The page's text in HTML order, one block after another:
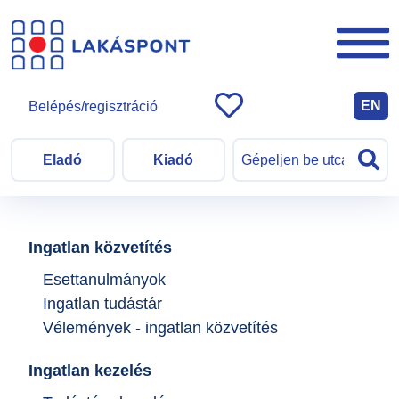
Eladó Kiadó
Belépés/regisztráció EN
Ingatlan közvetítés
Esettanulmányok
Ingatlan tudástár
Vélemények - ingatlan közvetítés
Ingatlan kezelés